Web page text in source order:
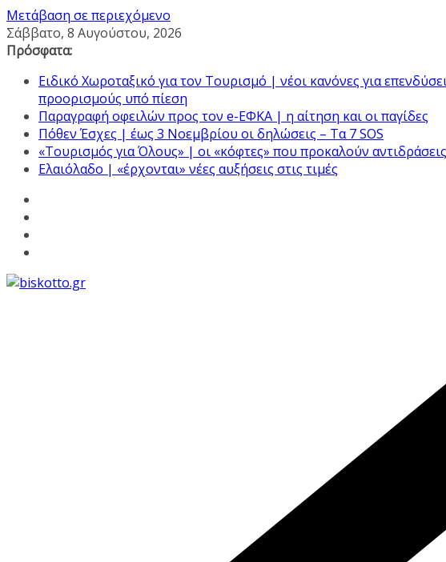
Μετάβαση σε περιεχόμενο
Σάββατο, 8 Αυγούστου, 2026
Πρόσφατα:
Ειδικό Χωροταξικό για τον Τουρισμό | νέοι κανόνες για
προορισμούς υπό πίεση
Παραγραφή οφειλών προς τον e-ΕΦΚΑ | η αίτηση και οι παγίδες
Πόθεν Έσχες | έως 3 Νοεμβρίου οι δηλώσεις – Τα 7 SOS
«Τουρισμός για Όλους» | οι «κόφτες» που προκαλούν αντιδράσεις
Ελαιόλαδο | «έρχονται» νέες αυξήσεις στις τιμές